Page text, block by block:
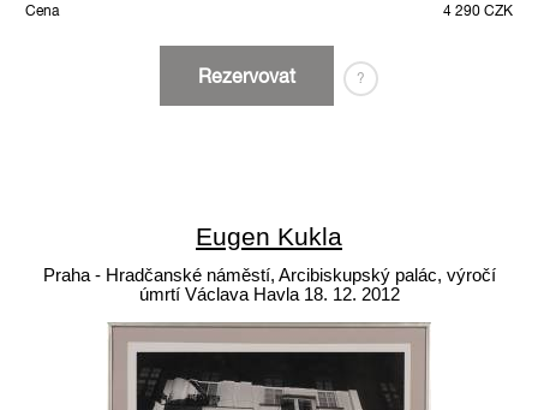
Cena 4 290 CZK
Rezervovat ?
Eugen Kukla
Praha - Hradčanské náměstí, Arcibiskupský palác, výročí
úmrtí Václava Havla 18. 12. 2012